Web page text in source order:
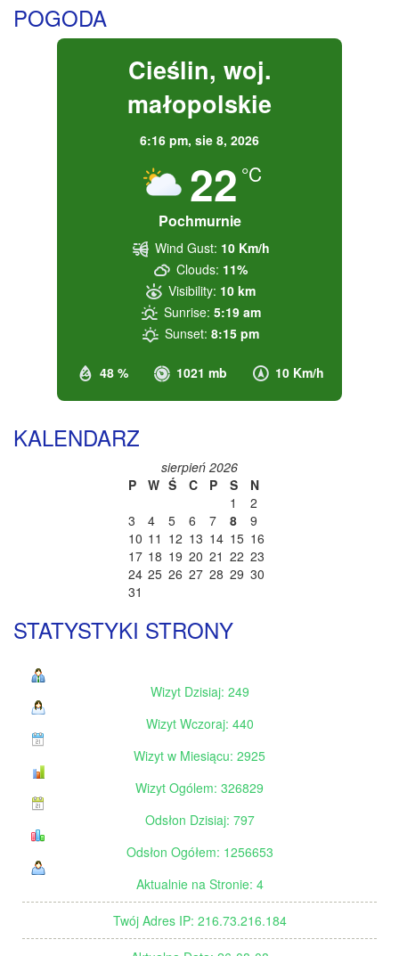
POGODA
Cieślin, woj.
małopolskie
6:16 pm, sie 8, 2026
22 °C
Pochmurnie
48 % 1021 mb 10 Km/h
Wind Gust: 10 Km/h
Clouds: 11%
Visibility: 10 km
Sunrise: 5:19 am
Sunset: 8:15 pm
KALENDARZ
sierpień 2026
P
W Ś C P S
N
1
2
3
4 5 6 7 8
9
10 11 12 13 14 15 16
17 18 19 20 21 22 23
24 25 26 27 28 29 30
31
STATYSTYKI STRONY
Wizyt Dzisiaj: 249
Wizyt Wczoraj: 440
Wizyt w Miesiącu: 2925
Wizyt Ogólem: 326829
Odsłon Dzisiaj: 797
Odsłon Ogółem: 1256653
Aktualnie na Stronie: 4
Twój Adres IP: 216.73.216.184